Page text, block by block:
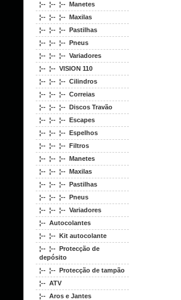
¦-- ¦-- ¦-- Manetes
¦-- ¦-- ¦-- Maxilas
¦-- ¦-- ¦-- Pastilhas
¦-- ¦-- ¦-- Pneus
¦-- ¦-- ¦-- Variadores
¦-- ¦-- VISION 110
¦-- ¦-- ¦-- Cilindros
¦-- ¦-- ¦-- Correias
¦-- ¦-- ¦-- Discos Travão
¦-- ¦-- ¦-- Escapes
¦-- ¦-- ¦-- Espelhos
¦-- ¦-- ¦-- Filtros
¦-- ¦-- ¦-- Manetes
¦-- ¦-- ¦-- Maxilas
¦-- ¦-- ¦-- Pastilhas
¦-- ¦-- ¦-- Pneus
¦-- ¦-- ¦-- Variadores
¦-- Autocolantes
¦-- ¦-- Kit autocolante
¦-- ¦-- Protecção de
depósito
¦-- ¦-- Protecção de tampão
¦-- ATV
¦-- Aros e Jantes